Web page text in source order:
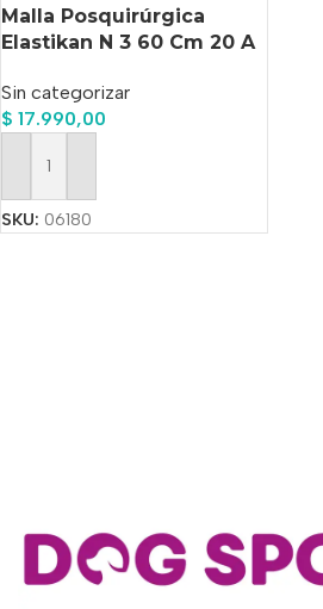
Malla Posquirúrgica
Elastikan N 3 60 Cm 20 A
Sin categorizar
$ 17.990,00
Añadir Al Carrito
SKU: 06180